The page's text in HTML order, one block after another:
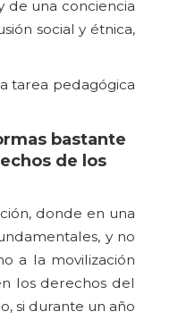
de una conciencia
social y étnica,
tarea pedagógica
bastante
de los
donde en una
y no
a la movilización
los derechos del
si durante un año